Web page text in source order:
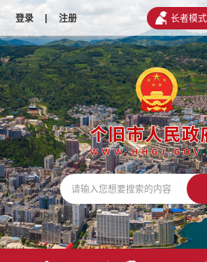
登录 | 注册 长者模式